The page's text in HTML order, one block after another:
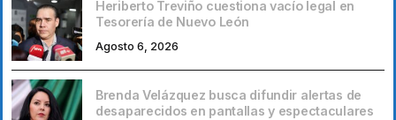
Heriberto Treviño cuestiona vacío legal en
Tesorería de Nuevo León
Agosto 6, 2026
Brenda Velázquez busca difundir alertas de
desaparecidos en pantallas y espectaculares